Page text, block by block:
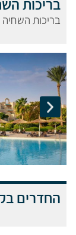
בריכות
בריכות השחיה
החדרים